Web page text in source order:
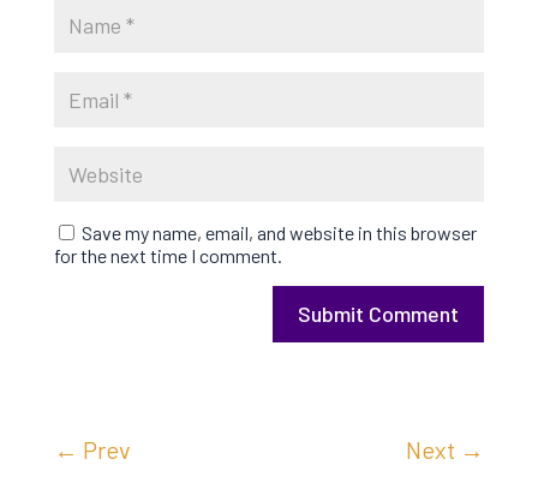
Save my name, email, and website in this browser
for the next time I comment.
Submit Comment
← Prev Next →